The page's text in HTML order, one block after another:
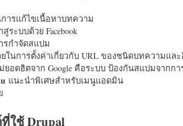
ารแก้ไขเนื้อหาบทความ
สู่ระบบด้วย Facebook
รกำจัดสแปม
นการตั้งค่าเกี่ยวกับ URL ของชนิดบทความแล
ยอดฮิตจาก Google คือระบบ ป้องกันสแปมจากก
แนะนำพิเศษสำหรับเมนูแอดมิน
ใช้ Drupal